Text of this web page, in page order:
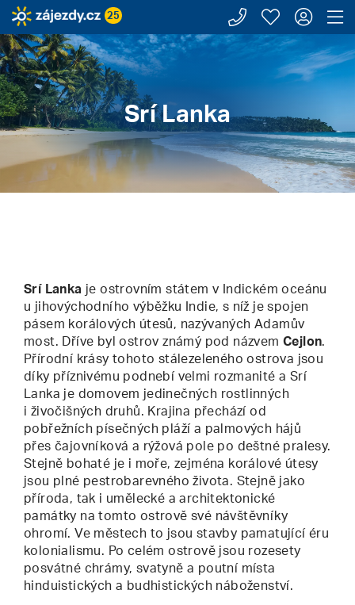
25 Zavolejte
Moje
Zájezdy.cz Srí Lanka
Srí Lanka
Srí Lanka je ostrovním státem v Indickém oceánu
u jihovýchodního výběžku Indie, s níž je spojen
pásem korálových útesů, nazývaných Adamův
most. Dříve byl ostrov známý pod názvem Cejlon.
Přírodní krásy tohoto stálezeleného ostrova jsou
díky příznivému podnebí velmi rozmanité a Srí
Lanka je domovem jedinečných rostlinných
i živočišných druhů. Krajina přechází od
pobřežních písečných pláží a palmových hájů
přes čajovníková a rýžová pole po deštné pralesy.
Stejně bohaté je i moře, zejména korálové útesy
jsou plné pestrobarevného života. Stejně jako
příroda, tak i umělecké a architektonické
památky na tomto ostrově své návštěvníky
ohromí. Ve městech to jsou stavby pamatující éru
kolonialismu. Po celém ostrově jsou rozesety
posvátné chrámy, svatyně a poutní místa
hinduistických a budhistických náboženství.